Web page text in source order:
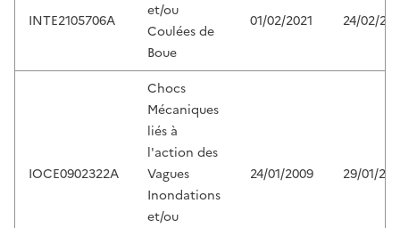
INTE2105706A
et/ou
Coulées de
Boue
01/02/2021 24/02/
IOCE0902322A
Chocs
Mécaniques
liés à
l'action des
Vagues
Inondations
et/ou
24/01/2009 29/01/